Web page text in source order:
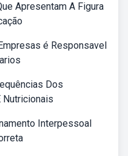
Apresentam A Figura
é Responsavel
Dos
Interpessoal